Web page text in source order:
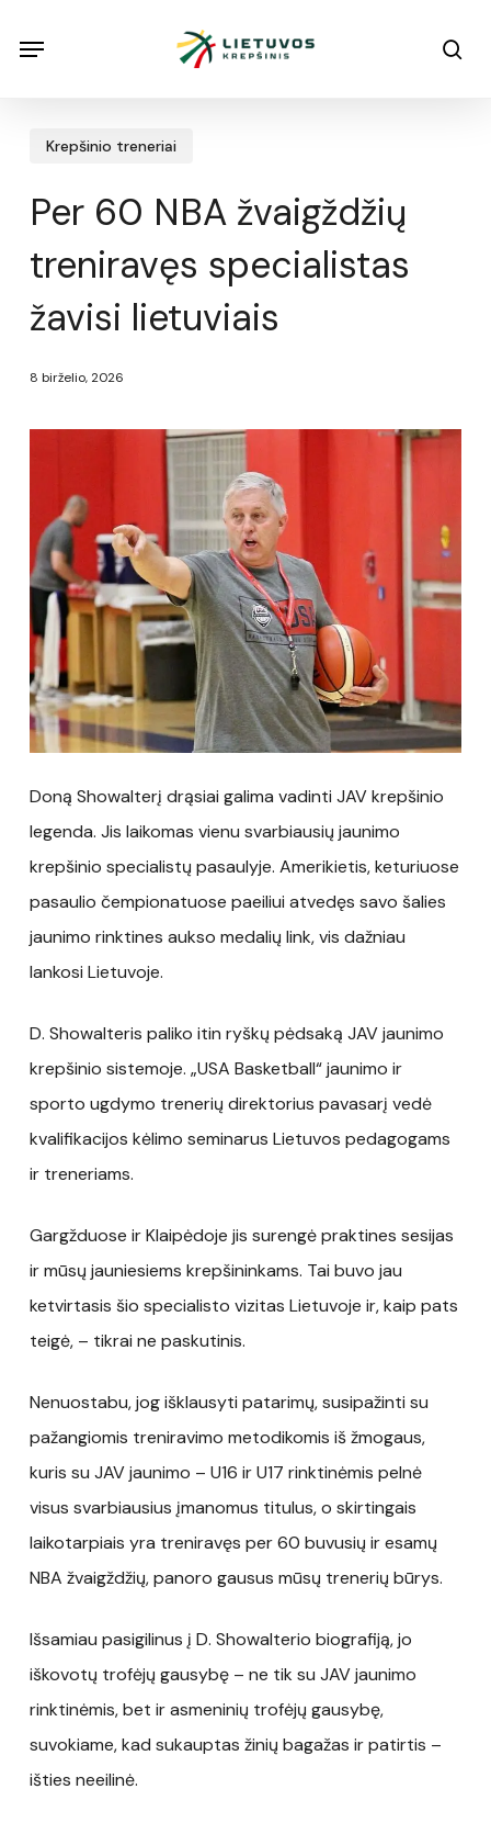
Menu
Krepšinio treneriai
Per 60 NBA žvaigždžių
treniravęs specialistas
žavisi lietuviais
8 birželio, 2026
Doną Showalterį drąsiai galima vadinti JAV krepšinio
legenda. Jis laikomas vienu svarbiausių jaunimo
krepšinio specialistų pasaulyje. Amerikietis, keturiuose
pasaulio čempionatuose paeiliui atvedęs savo šalies
jaunimo rinktines aukso medalių link, vis dažniau
lankosi Lietuvoje.
D. Showalteris paliko itin ryškų pėdsaką JAV jaunimo
krepšinio sistemoje. „USA Basketball“ jaunimo ir
sporto ugdymo trenerių direktorius pavasarį vedė
kvalifikacijos kėlimo seminarus Lietuvos pedagogams
ir treneriams.
Gargžduose ir Klaipėdoje jis surengė praktines sesijas
ir mūsų jauniesiems krepšininkams. Tai buvo jau
ketvirtasis šio specialisto vizitas Lietuvoje ir, kaip pats
teigė, – tikrai ne paskutinis.
Nenuostabu, jog išklausyti patarimų, susipažinti su
pažangiomis treniravimo metodikomis iš žmogaus,
kuris su JAV jaunimo – U16 ir U17 rinktinėmis pelnė
visus svarbiausius įmanomus titulus, o skirtingais
laikotarpiais yra treniravęs per 60 buvusių ir esamų
NBA žvaigždžių, panoro gausus mūsų trenerių būrys.
Išsamiau pasigilinus į D. Showalterio biografiją, jo
iškovotų trofėjų gausybę – ne tik su JAV jaunimo
rinktinėmis, bet ir asmeninių trofėjų gausybę,
suvokiame, kad sukauptas žinių bagažas ir patirtis –
išties neeilinė.